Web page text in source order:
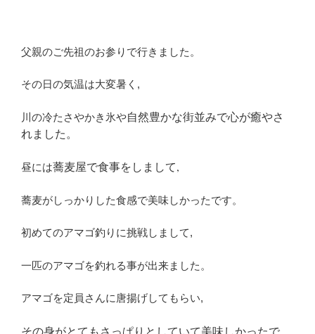
父親のご先祖のお参りで行きました。
その日の気温は大変暑く,
川の冷たさやかき氷や自然豊かな街並みで心が癒やさ
れました。
昼には蕎麦屋で食事をしまして,
蕎麦がしっかりした食感で美味しかったです。
初めてのアマゴ釣りに挑戦しまして,
一匹のアマゴを釣れる事が出来ました。
アマゴを定員さんに唐揚げしてもらい,
その身がとてもさっぱりとしていて美味しかったで